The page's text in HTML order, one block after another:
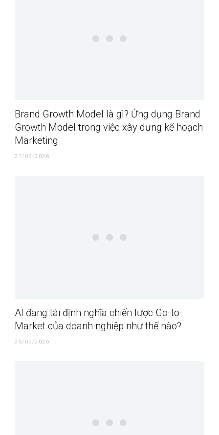
Brand Growth Model là gì? Ứng dụng Brand
Growth Model trong việc xây dựng kế hoạch
Marketing
27/03/2026
AI đang tái định nghĩa chiến lược Go-to-
Market của doanh nghiệp như thế nào?
25/03/2026